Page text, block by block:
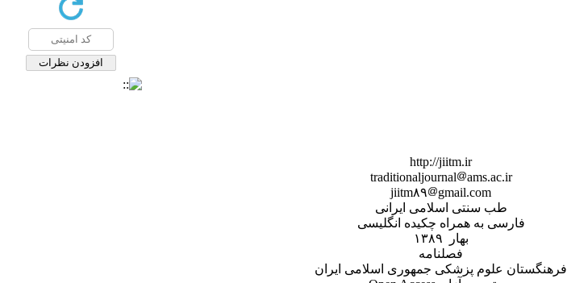
http://jiitm.ir
traditionaljournal
ams.ac.ir
jiitm۸۹
gmail.com
طب سنتی اسلامی ایرانی
فارسی به همراه چکیده انگلیسی
بهار ۱۳۸۹
فصلنامه
فرهنگستان علوم پزشکی جمهوری اسلامی ایران